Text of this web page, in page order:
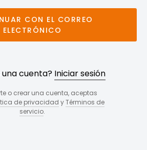
CON EL CORREO
ELECTRÓNICO
una cuenta? Iniciar sesión
o crear una cuenta, aceptas
de privacidad yTérminos de
servicio.